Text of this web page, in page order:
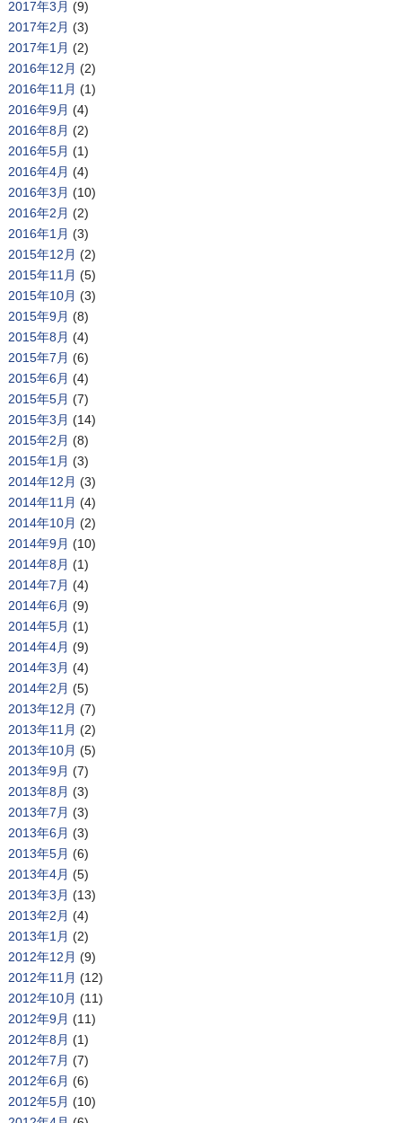
2017年3月 (9)
2017年2月 (3)
2017年1月 (2)
2016年12月 (2)
2016年11月 (1)
2016年9月 (4)
2016年8月 (2)
2016年5月 (1)
2016年4月 (4)
2016年3月 (10)
2016年2月 (2)
2016年1月 (3)
2015年12月 (2)
2015年11月 (5)
2015年10月 (3)
2015年9月 (8)
2015年8月 (4)
2015年7月 (6)
2015年6月 (4)
2015年5月 (7)
2015年3月 (14)
2015年2月 (8)
2015年1月 (3)
2014年12月 (3)
2014年11月 (4)
2014年10月 (2)
2014年9月 (10)
2014年8月 (1)
2014年7月 (4)
2014年6月 (9)
2014年5月 (1)
2014年4月 (9)
2014年3月 (4)
2014年2月 (5)
2013年12月 (7)
2013年11月 (2)
2013年10月 (5)
2013年9月 (7)
2013年8月 (3)
2013年7月 (3)
2013年6月 (3)
2013年5月 (6)
2013年4月 (5)
2013年3月 (13)
2013年2月 (4)
2013年1月 (2)
2012年12月 (9)
2012年11月 (12)
2012年10月 (11)
2012年9月 (11)
2012年8月 (1)
2012年7月 (7)
2012年6月 (6)
2012年5月 (10)